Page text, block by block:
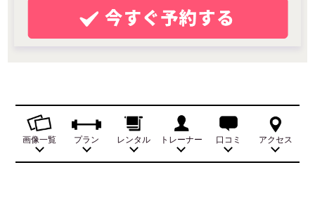
画像一覧 プラン レンタル トレーナー 口コミ アクセス